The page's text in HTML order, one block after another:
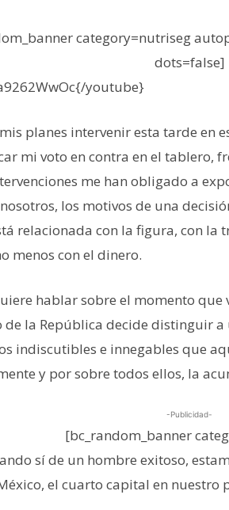
category=nutriseg
dots=false]
youtube}
planes intervenir esta tarde en
mi voto en contra en el tablero,
me han obligado a
los motivos de una
relacionada con la figura, con la
menos con el dinero.
hablar sobre el momento que
de la República decide distinguir
indiscutibles e innegables que
y por sobre todos ellos, la
-Publicidad-
[bc_random_banner
sí de un hombre exitoso,
el cuarto capital en nuestro